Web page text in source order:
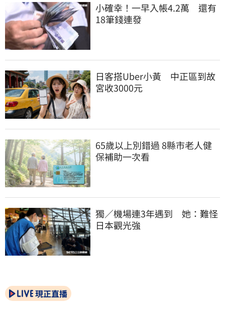
小確幸！一早入帳4.2萬　還有
18筆錢連發
日客搭Uber小黃　中正區到故
宮收3000元
65歲以上別錯過 8縣市老人健
保補助一次看
獨／機場連3年遇到　她：難怪
日本觀光強
現正直播